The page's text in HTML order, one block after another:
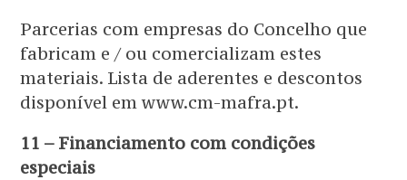
Parcerias com empresas do Concelho que
fabricam e / ou comercializam estes
materiais. Lista de aderentes e descontos
disponível em www.cm-mafra.pt.
11 – Financiamento com condições
especiais